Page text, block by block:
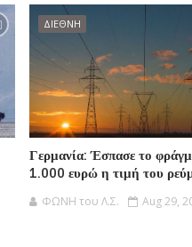
ΔΙΕΘΝΗ
Γερμανία: Έσπασε το
1.000 ευρώ η τιμή του
ΦΩΝΗ του Λ.Σ. Aug 29,